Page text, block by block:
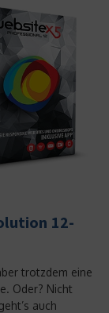
12-
trotzdem eine
Oder? Nicht
auch